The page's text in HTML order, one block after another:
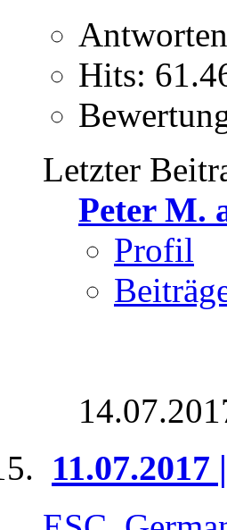
Hits:
Letzter
Peter M.
Profil